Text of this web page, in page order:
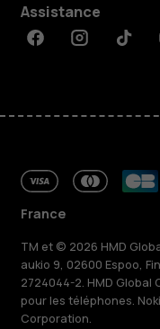
Assistance
FacebookInstagramTiktok
France
TM et © 2026 HMD
aukio 9, 02600 Espoo,
2724044-2. HMD Global
pour les téléphones.
Corporation.